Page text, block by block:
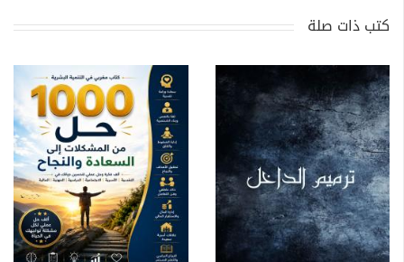
كتب ذات صلة